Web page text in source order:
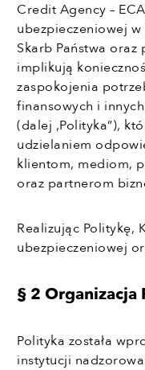
Credit Agency –
ubezpieczeniowej
Skarb Państwa
implikują
zaspokojenia
finansowych i
(dalej ,Polityka”),
udzielaniem
klientom, mediom,
oraz partnerom
Realizując Politykę,
ubezpieczeniowej
§ 2 Organizacja
Polityka została
instytucji